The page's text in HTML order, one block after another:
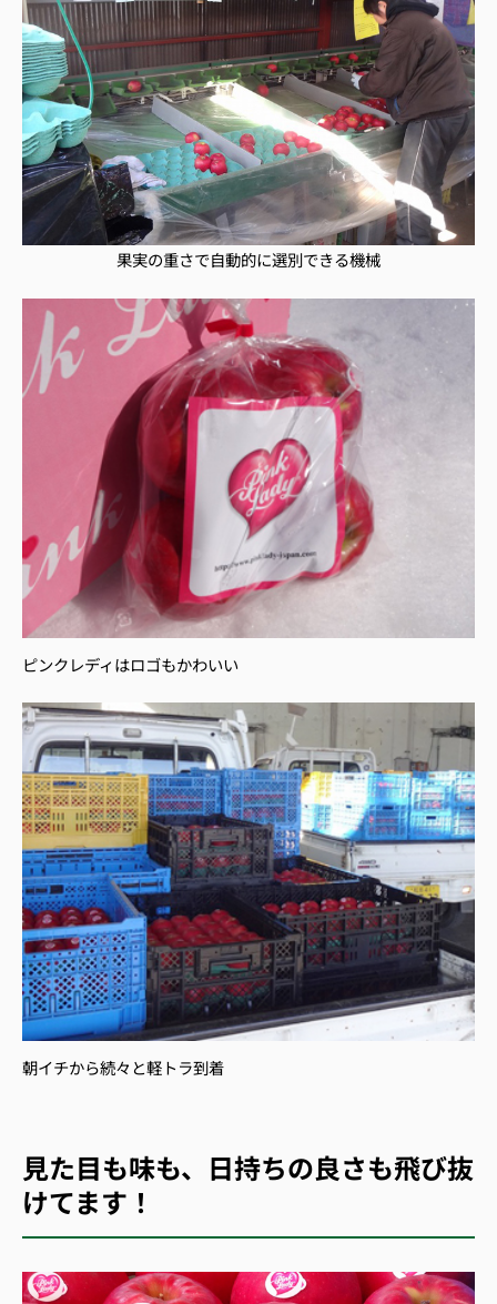
果実の重さで自動的に選別できる機械
ピンクレディはロゴもかわいい
朝イチから続々と軽トラ到着
見た目も味も、日持ちの良さも飛び抜
けてます！